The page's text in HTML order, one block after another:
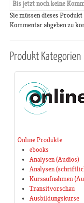
Bis jetzt noch keine
Sie müssen dieses
Kommentar abgeben zu
ProduktKategorien
Online Produkte
ebooks
Analysen (Audios)
Analysen
Kursaufnahmen
Transitvorschau
Ausbildungskurse